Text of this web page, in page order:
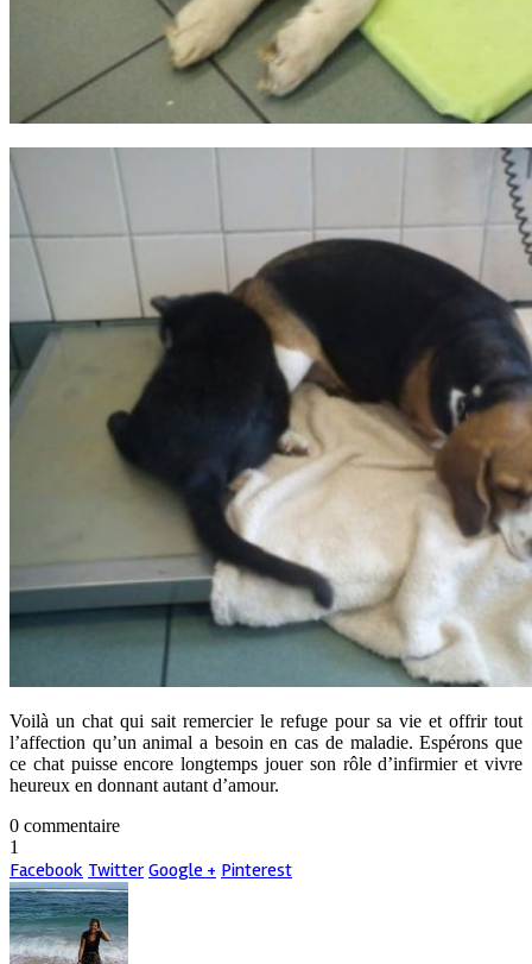
Voilà un chat qui sait remercier le refuge pour sa vie et offrir tout
l’affection qu’un animal a besoin en cas de maladie. Espérons que
ce chat puisse encore longtemps jouer son rôle d’infirmier et vivre
heureux en donnant autant d’amour.
0 commentaire
1
Facebook Twitter Google + Pinterest